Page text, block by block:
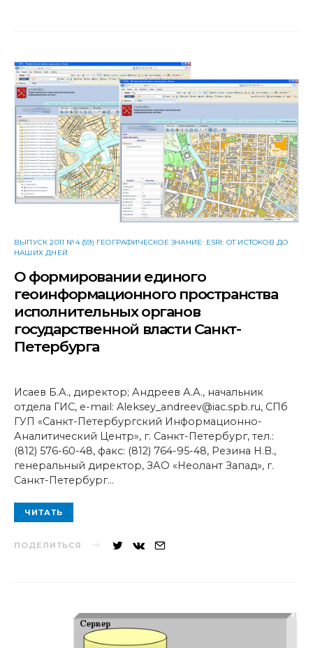
ВЫПУСК 2011 №4 (59) ГЕОГРАФИЧЕСКОЕ ЗНАНИЕ: ESRI: ОТ ИСТОКОВ ДО
НАШИХ ДНЕЙ
О формировании единого
геоинформационного пространства
исполнительных органов
государственной власти Санкт-
Петербурга
Исаев Б.А., директор; Андреев А.А., начальник
отдела ГИС, e-mail: Aleksey_andreev@iac.spb.ru, СПб
ГУП «Санкт-Петербургский Информационно-
Аналитический Центр», г. Санкт-Петербург, тел.:
(812) 576-60-48, факс: (812) 764-95-48, Резина Н.В.,
генеральный директор, ЗАО «Неолант Запад», г.
Санкт-Петербург…
ЧИТАТЬ
ПОДЕЛИТЬСЯ